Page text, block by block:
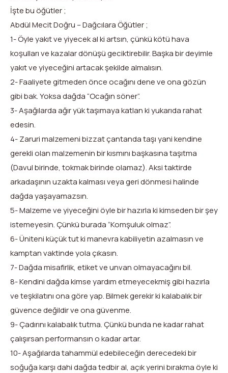
İşte bu öğütler ;
Abdül Mecit Doğru – Dağcılara Öğütler ;
1- Öyle yakıt ve yiyecek al ki artsın, çünkü kötü hava
koşulları ve kazalar dönüşü geciktirebilir. Başka bir deyimle
yakıt ve yiyeceğini artacak şekilde almalısın.
2- Faaliyete gitmeden önce ocağını dene ve ona gözün
gibi bak. Yoksa dağda “Ocağın söner”.
3- Aşağılarda ağır yük taşımaya katlan ki yukarıda rahat
edesin.
4- Zaruri malzemeni bizzat çantanda taşı yani kendine
gerekli olan malzemenin bir kısmını başkasına taşıtma
(Davul birinde, tokmak birinde olamaz). Aksi taktirde
arkadaşının uzakta kalması veya geri dönmesi halinde
dağda yaşayamazsın.
5- Malzeme ve yiyeceğini öyle bir hazırla ki kimseden bir şey
istemeyesin. Çünkü burada “Komşuluk olmaz”.
6- Üniteni küçük tut ki manevra kabiliyetin azalmasın ve
kamptan vaktinde yola çıkasın.
7- Dağda misafirlik, etiket ve unvan olmayacağını bil.
8- Kendini dağda kimse yardım etmeyecekmiş gibi hazırla
ve teşkilatını ona göre yap. Bilmek gerekir ki kalabalık bir
güvence değildir ve ona güvenme.
9- Çadırını kalabalık tutma. Çünkü bunda ne kadar rahat
çalışırsan performansın o kadar artar.
10- Aşağılarda tahammül edebileceğin derecedeki bir
soğuğa karşı dahi dağda tedbir al, açık yerini bırakma öyle ki